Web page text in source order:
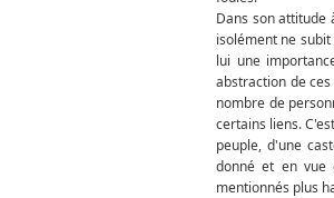
Dans son attitude
isolément ne
lui une
abstraction de
nombre de
certains liens.
peuple, d'une
donné et en vue
mentionnés plus